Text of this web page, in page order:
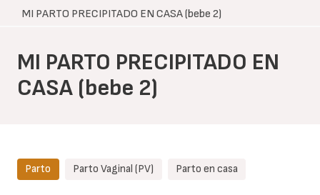
Ruta de navegación
MI PARTO PRECIPITADO EN CASA (bebe 2)
MI PARTO PRECIPITADO EN
CASA (bebe 2)
Parto Parto Vaginal (PV) Parto en casa